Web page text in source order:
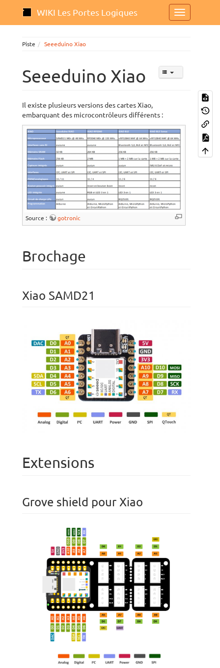
WIKI Les Portes Logiques
Piste Seeeduino Xiao
Seeeduino Xiao
Il existe plusieurs versions des cartes Xiao,
embarquant des microcontrôleurs différents :
Source : gotronic
Brochage
Xiao SAMD21
Extensions
Grove shield pour Xiao